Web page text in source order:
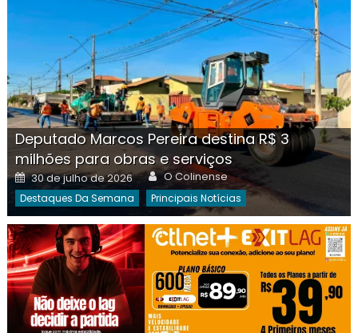
Deputado Marcos Pereira destina R$ 3
milhões para obras e serviços
Posted
on
30 de julho de 2026 Author
O Colinense
Destaques Da Semana Principais Notícias